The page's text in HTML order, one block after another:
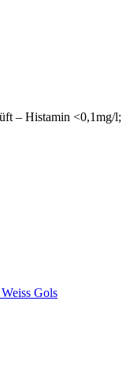
– Histamin <0,1mg/l;
Gols